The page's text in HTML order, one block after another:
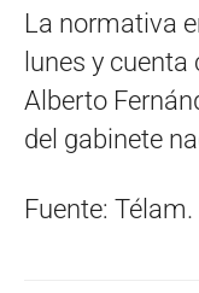
La normativa
lunes y
Alberto
del gabinete
Fuente: Télam.